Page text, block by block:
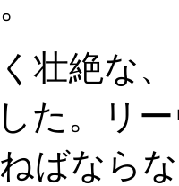
壮絶な
た。リ
ばなら